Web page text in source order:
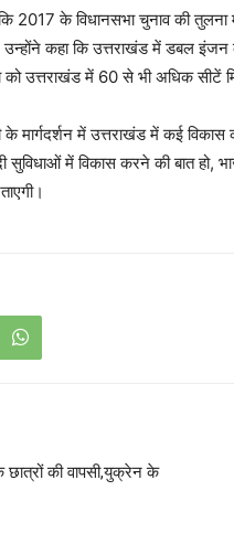
कि 2017 के विधानसभा चुनाव की
उन्होंने कहा कि उत्तराखंड में डबल
को उत्तराखंड में 60 से भी अधिक सीटें
के मार्गदर्शन में उत्तराखंड में कई
सुविधाओं में विकास करने की बात हो,
की वापसी,युक्रेन के